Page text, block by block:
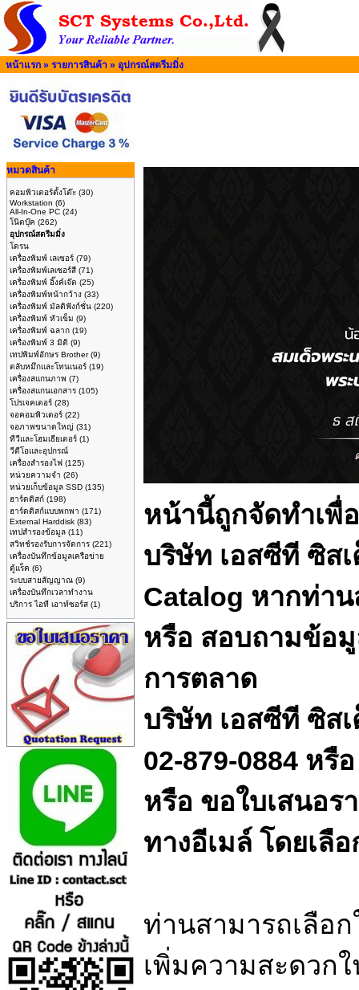
หน้าแรก » รายการสินค้า » อุปกรณ์สตรีมมิ่ง
หมวดสินค้า
คอมพิวเตอร์ตั้งโต๊ะ (30)
Workstation (6)
All-In-One PC (24)
โน๊ตบุ๊ค (262)
อุปกรณ์สตรีมมิ่ง
โดรน
เครื่องพิมพ์ เลเซอร์ (79)
เครื่องพิมพ์เลเซอร์สี (71)
เครื่องพิมพ์ อิ๊งค์เจ๊ต (25)
เครื่องพิมพ์หน้ากว้าง (33)
เครื่องพิมพ์ มัลติฟังก์ชั่น (220)
เครื่องพิมพ์ หัวเข็ม (9)
เครื่องพิมพ์ ฉลาก (19)
เครื่องพิมพ์ 3 มิติ (9)
เทปพิมพ์อักษร Brother(9)
ตลับหมึกและโทนเนอร์ (19)
เครื่องสแกนภาพ (7)
เครื่องสแกนเอกสาร (105)
โปรเจคเตอร์ (28)
จอคอมพิวเตอร์ (22)
จอภาพขนาดใหญ่ (31)
ทีวีและโฮมเธียเตอร์ (1)
วีดีโอและอุปกรณ์
เครื่องสำรองไฟ (125)
หน่วยความจำ (26)
หน่วยเก็บข้อมูล SSD (135)
ฮาร์ดดิสก์ (198)
ฮาร์ดดิสก์แบบพกพา (171)
External Harddisk (83)
เทปสำรองข้อมูล (11)
สวิทช์รองรับการจัดการ (221)
เครื่องบันทึกข้อมูลเครือข่าย
ตู้แร็ค (6)
ระบบสายสัญญาณ (9)
เครื่องบันทึกเวลาทำงาน
บริการ ไอที เอาท์ซอร์ส (1)
หน้านี้ถูกจัดทำเพื่
บริษัท เอสซีที ซิส
Catalog หากท่า
หรือ สอบถามข้อ
การตลาด
บริษัท เอสซีที ซิส
02-879-0884 หรื
หรือ ขอใบเสนอร
ทางอีเมล์ โดยเลื
ท่านสามารถเลือ
เพิ่มความสะดวก